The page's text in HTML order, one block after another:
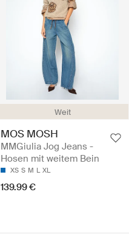
Weit
MOS MOSH
MMGiulia Jog Jeans -
Hosen mit weitem Bein
XS S M L XL
139.99 €